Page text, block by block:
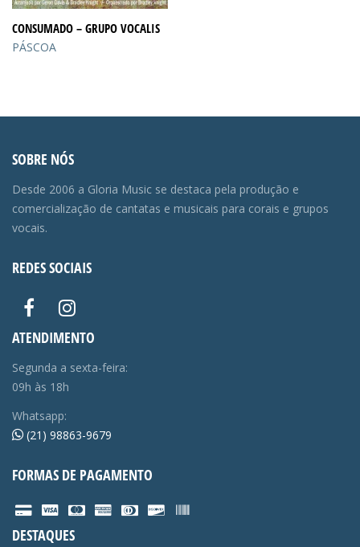
CONSUMADO – GRUPO VOCALIS
PÁSCOA
SOBRE NÓS
Desde 2006 a Gloria Music se destaca pela produção e
comercialização de cantatas e musicais para corais e grupos
vocais.
REDES SOCIAIS
ATENDIMENTO
Segunda a sexta-feira:
09h às 18h
Whatsapp:
(21) 98863-9679
FORMAS DE PAGAMENTO
DESTAQUES